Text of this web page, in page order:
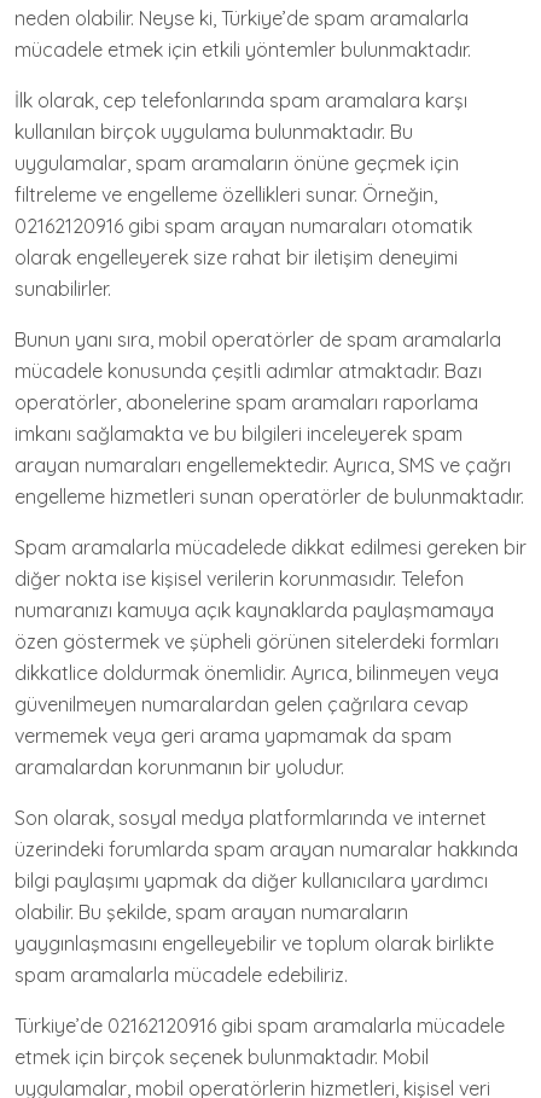
neden olabilir. Neyse ki, Türkiye’de spam aramalarla
mücadele etmek için etkili yöntemler bulunmaktadır.
İlk olarak, cep telefonlarında spam aramalara karşı
kullanılan birçok uygulama bulunmaktadır. Bu
uygulamalar, spam aramaların önüne geçmek için
filtreleme ve engelleme özellikleri sunar. Örneğin,
02162120916 gibi spam arayan numaraları otomatik
olarak engelleyerek size rahat bir iletişim deneyimi
sunabilirler.
Bunun yanı sıra, mobil operatörler de spam aramalarla
mücadele konusunda çeşitli adımlar atmaktadır. Bazı
operatörler, abonelerine spam aramaları raporlama
imkanı sağlamakta ve bu bilgileri inceleyerek spam
arayan numaraları engellemektedir. Ayrıca, SMS ve çağrı
engelleme hizmetleri sunan operatörler de bulunmaktadır.
Spam aramalarla mücadelede dikkat edilmesi gereken bir
diğer nokta ise kişisel verilerin korunmasıdır. Telefon
numaranızı kamuya açık kaynaklarda paylaşmamaya
özen göstermek ve şüpheli görünen sitelerdeki formları
dikkatlice doldurmak önemlidir. Ayrıca, bilinmeyen veya
güvenilmeyen numaralardan gelen çağrılara cevap
vermemek veya geri arama yapmamak da spam
aramalardan korunmanın bir yoludur.
Son olarak, sosyal medya platformlarında ve internet
üzerindeki forumlarda spam arayan numaralar hakkında
bilgi paylaşımı yapmak da diğer kullanıcılara yardımcı
olabilir. Bu şekilde, spam arayan numaraların
yaygınlaşmasını engelleyebilir ve toplum olarak birlikte
spam aramalarla mücadele edebiliriz.
Türkiye’de 02162120916 gibi spam aramalarla mücadele
etmek için birçok seçenek bulunmaktadır. Mobil
uygulamalar, mobil operatörlerin hizmetleri, kişisel veri